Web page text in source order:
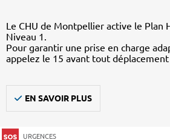
Le CHU de Montpellier active le Plan
Niveau 1.
Pour garantir une prise en charge
appelez le 15 avant tout déplacement
EN SAVOIR PLUS
URGENCES